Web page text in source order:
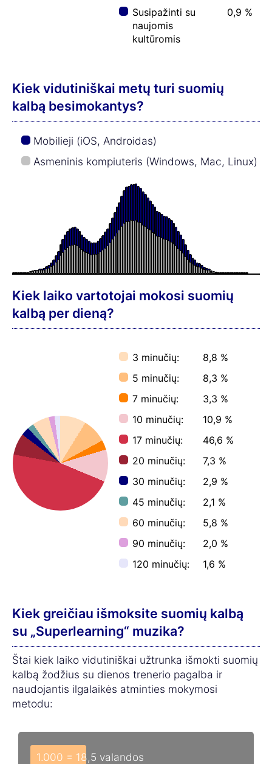
Susipažinti su
naujomis
kultūromis
0,9 %
Kiek vidutiniškai metų turi suomių
kalbą besimokantys?
Mobilieji (iOS, Androidas)
Asmeninis kompiuteris (Windows, Mac, Linux)
Kiek laiko vartotojai mokosi suomių
kalbą per dieną?
3 minučių:
8,8 %
5 minučių:
8,3 %
7 minučių:
3,3 %
10 minučių:
10,9 %
17 minučių:
46,6 %
20 minučių:
7,3 %
30 minučių:
2,9 %
45 minučių:
2,1 %
60 minučių:
5,8 %
90 minučių:
2,0 %
120 minučių:
1,6 %
Kiek greičiau išmoksite suomių kalbą
su „Superlearning“ muzika?
Štai kiek laiko vidutiniškai užtrunka išmokti suomių
kalbą žodžius su dienos trenerio pagalba ir
naudojantis ilgalaikės atminties mokymosi
metodu:
1.000 = 18,5 valandos